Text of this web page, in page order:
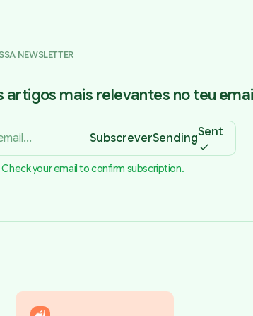
NEWSLETTER
artigos mais relevantes no teu
SubscreverSendingSent
Check your email to confirm subscription.